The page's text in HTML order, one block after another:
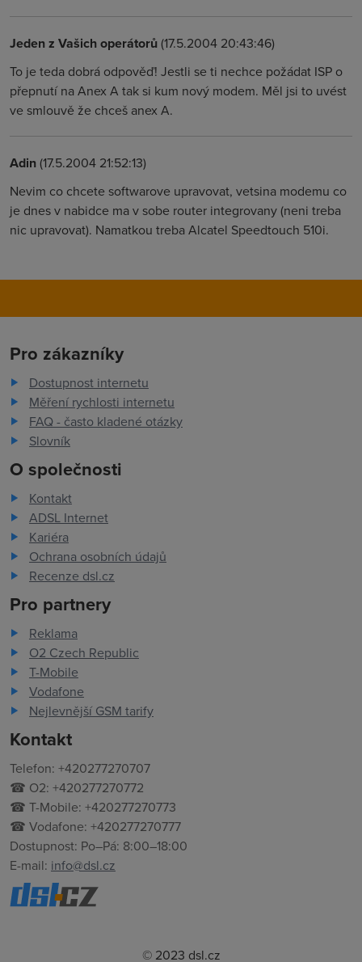
Jeden z Vašich operátorů(17.5.2004 20:43:46)
To je teda dobrá odpověď! Jestli se ti nechce požádat ISP o
přepnutí na Anex A tak si kum nový modem. Měl jsi to uvést
ve smlouvě že chceš anex A.
Adin(17.5.2004 21:52:13)
Nevim co chcete softwarove upravovat, vetsina modemu co
je dnes v nabidce ma v sobe router integrovany (neni treba
nic upravovat). Namatkou treba Alcatel Speedtouch 510i.
Pro zákazníky
Dostupnost internetu
Měření rychlosti internetu
FAQ - často kladené otázky
Slovník
O společnosti
Kontakt
ADSL Internet
Kariéra
Ochrana osobních údajů
Recenze dsl.cz
Pro partnery
Reklama
O2 Czech Republic
T-Mobile
Vodafone
Nejlevnější GSM tarify
Kontakt
Telefon: +420277270707
☎ O2: +420277270772
☎ T-Mobile: +420277270773
☎ Vodafone: +420277270777
Dostupnost: Po–Pá: 8:00–18:00
E-mail: info@dsl.cz
© 2023 dsl.cz